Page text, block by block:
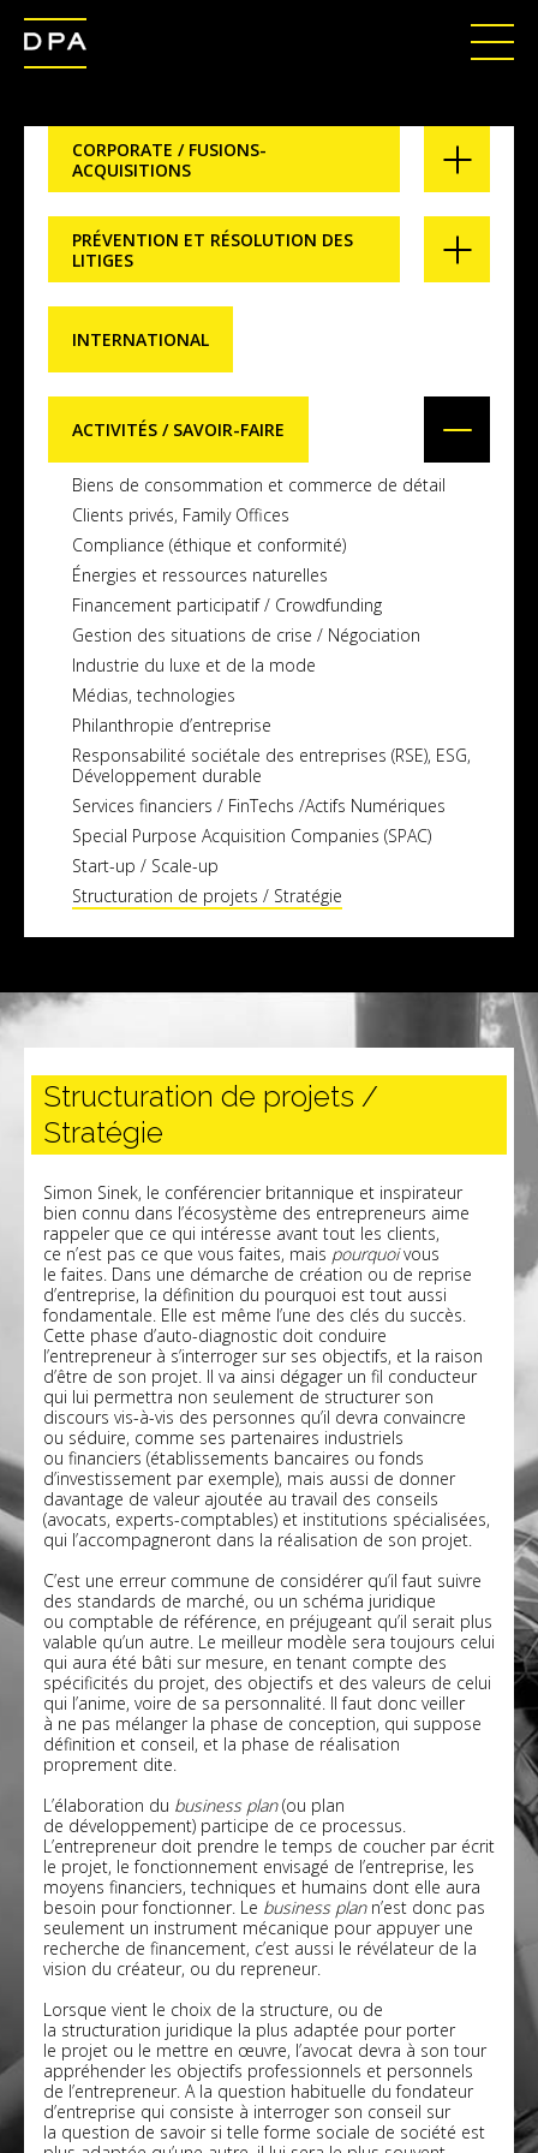
CORPORATE / FUSIONS-
ACQUISITIONS
PRÉVENTION ET RÉSOLUTION DES
LITIGES
INTERNATIONAL
ACTIVITÉS / SAVOIR-FAIRE
Biens de consommation et commerce de détail
Clients privés, Family Offices
Compliance (éthique et conformité)
Énergies et ressources naturelles
Financement participatif / Crowdfunding
Gestion des situations de crise / Négociation
Industrie du luxe et de la mode
Médias, technologies
Philanthropie d’entreprise
Responsabilité sociétale des entreprises (RSE), ESG,
Développement durable
Services financiers / FinTechs /Actifs Numériques
Special Purpose Acquisition Companies (SPAC)
Start-up / Scale-up
Structuration de projets / Stratégie
Structuration de projets /
Stratégie
Simon Sinek, le conférencier britannique et inspirateur
bien connu dans l’écosystème des entrepreneurs aime
rappeler que ce qui intéresse avant tout les clients,
ce n’est pas ce que vous faites, mais pourquoivous
le faites. Dans une démarche de création ou de reprise
d’entreprise, la définition du pourquoi est tout aussi
fondamentale. Elle est même l’une des clés du succès.
Cette phase d’auto-diagnostic doit conduire
l’entrepreneur à s’interroger sur ses objectifs, et la raison
d’être de son projet. Il va ainsi dégager un fil conducteur
qui lui permettra non seulement de structurer son
discours vis-à-vis des personnes qu’il devra convaincre
ou séduire, comme ses partenaires industriels
ou financiers (établissements bancaires ou fonds
d’investissement par exemple), mais aussi de donner
davantage de valeur ajoutée au travail des conseils
(avocats, experts-comptables) et institutions spécialisées,
qui l’accompagneront dans la réalisation de son projet.
C’est une erreur commune de considérer qu’il faut suivre
des standards de marché, ou un schéma juridique
ou comptable de référence, en préjugeant qu’il serait plus
valable qu’un autre. Le meilleur modèle sera toujours celui
qui aura été bâti sur mesure, en tenant compte des
spécificités du projet, des objectifs et des valeurs de celui
qui l’anime, voire de sa personnalité. Il faut donc veiller
à ne pas mélanger la phase de conception, qui suppose
définition et conseil, et la phase de réalisation
proprement dite.
L’élaboration du business plan(ou plan
de développement) participe de ce processus.
L’entrepreneur doit prendre le temps de coucher par écrit
le projet, le fonctionnement envisagé de l’entreprise, les
moyens financiers, techniques et humains dont elle aura
besoin pour fonctionner. Le business plann’est donc pas
seulement un instrument mécanique pour appuyer une
recherche de financement, c’est aussi le révélateur de la
vision du créateur, ou du repreneur.
Lorsque vient le choix de la structure, ou de
la structuration juridique la plus adaptée pour porter
le projet ou le mettre en œuvre, l’avocat devra à son tour
appréhender les objectifs professionnels et personnels
de l’entrepreneur. A la question habituelle du fondateur
d’entreprise qui consiste à interroger son conseil sur
la question de savoir si telle forme sociale de société est